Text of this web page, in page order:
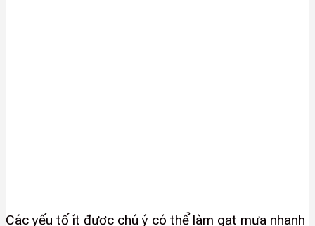
Các yếu tố ít được chú ý có thể làm gạt mưa nhanh